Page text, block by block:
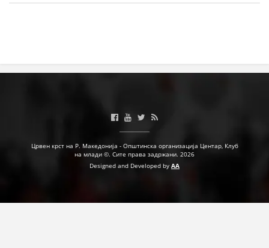
ЗДРАВСТВЕНО ПРЕВЕНТИВНА ДЕЈНОСТ
ПРВА ПОМОШ
КРВОДАРИТЕЛСТВО
МЕНАЏМЕНТ НА ВОЛОНТЕРИ
Црвен крст на Р. Македонија - Општинска организација Центар, Клуб
на млади ©. Сите права задржани. 2026
Designed and Developed by AA